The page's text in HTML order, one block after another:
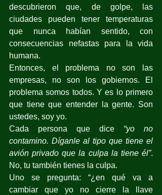
descubrieron que, de golpe, las
ciudades pueden tener temperaturas
que nunca habían sentido, con
consecuencias nefastas para la vida
humana.
Entonces, el problema no son las
empresas, no son los gobiernos. El
problema somos todos. Y es lo primero
que tiene que entender la gente. Son
ustedes, soy yo.
Cada persona que dice “yo no
contamino. Díganle al tipo que tiene el
avión privado que la culpa la tiene él”.
No, tu también tienes la culpa.
Uno se pregunta: “¿en qué va a
cambiar que yo no cierre la llave